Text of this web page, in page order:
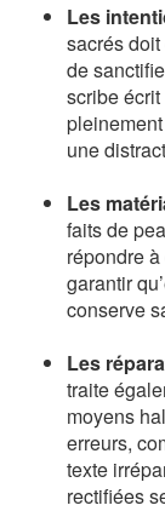
Les
sacrés
de
scribe
une
Les
faits de
répondre
garantir
conserve
Les
traite
moyens
erreurs,
texte
rectifiées